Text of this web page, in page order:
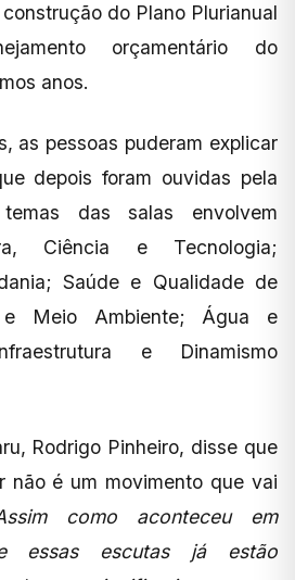
do Plano Plurianual
orçamentário do
anos.
as pessoas puderam explicar
depois foram ouvidas pela
das salas envolvem
Ciência e Tecnologia;
Saúde e Qualidade de
e Meio Ambiente; Água e
e Dinamismo
Rodrigo Pinheiro, disse que
não é um movimento que vai
como aconteceu em
essas escutas já estão